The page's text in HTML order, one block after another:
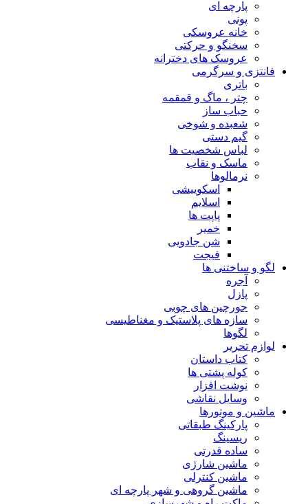
پارچه ای
پونی
خانه عروسکی
سخنگو و حرکتی
عروسک های دخترانه
فانتزی و سرگرمی
باتری
چتر ، ماگ و قمقمه
حباب ساز
شعبده و شوخی
گیم دستی
لباس شخصیت ها
ماسک و نقاب
نرمالوها
اسکوییشی
اسلایم
پاپت ها
خمیر
شن جادویی
فیجت
لگو و ساختنی ها
آجره
پازل
جورچین های چوبی
سازه های پلاستیک و مغناطیسی
لگوها
لوازم تحریر
کتاب داستان
کوله پشتی ها
نوشت افزار
وسایل نقاشی
ماشین و موتورها
پارکینگ طبقاتی
ریسینگ
ساده قدرتی
ماشین شارژی
ماشین کنترلی
ماشین گروهی و شهر پارچه ای